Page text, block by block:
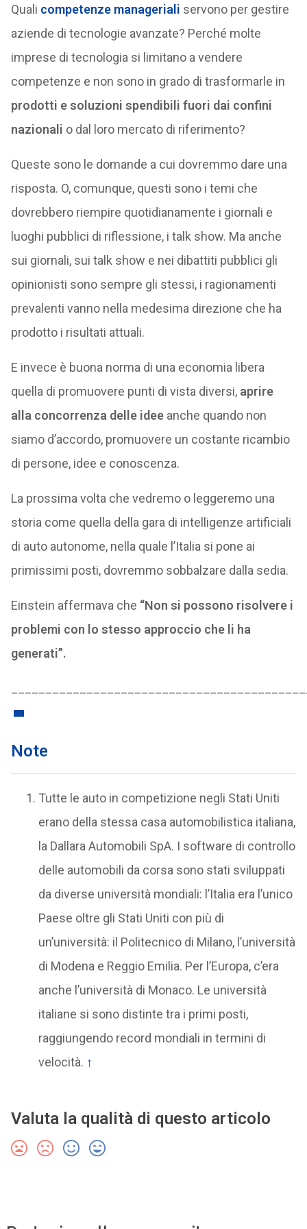
Quali competenze manageriali servono per gestire
aziende di tecnologie avanzate? Perché molte
imprese di tecnologia si limitano a vendere
competenze e non sono in grado di trasformarle in
prodotti e soluzioni spendibili fuori dai confini
nazionali o dal loro mercato di riferimento?
Queste sono le domande a cui dovremmo dare una
risposta. O, comunque, questi sono i temi che
dovrebbero riempire quotidianamente i giornali e
luoghi pubblici di riflessione, i talk show. Ma anche
sui giornali, sui talk show e nei dibattiti pubblici gli
opinionisti sono sempre gli stessi, i ragionamenti
prevalenti vanno nella medesima direzione che ha
prodotto i risultati attuali.
E invece è buona norma di una economia libera
quella di promuovere punti di vista diversi, aprire
alla concorrenza delle ideeanche quando non
siamo d’accordo, promuovere un costante ricambio
di persone, idee e conoscenza.
La prossima volta che vedremo o leggeremo una
storia come quella della gara di intelligenze artificiali
di auto autonome, nella quale l’Italia si pone ai
primissimi posti, dovremmo sobbalzare dalla sedia.
Einstein affermava che “Non si possono risolvere i
problemi con lo stesso approccio che li ha
generati”.
Note
Tutte le auto in competizione negli Stati Uniti
erano della stessa casa automobilistica italiana,
la Dallara Automobili SpA. I software di controllo
delle automobili da corsa sono stati sviluppati
da diverse università mondiali: l’Italia era l’unico
Paese oltre gli Stati Uniti con più di
un’università: il Politecnico di Milano, l’università
di Modena e Reggio Emilia. Per l’Europa, c’era
anche l’università di Monaco. Le università
italiane si sono distinte tra i primi posti,
raggiungendo record mondiali in termini di
velocità. ↑
Valuta la qualità di questo articolo